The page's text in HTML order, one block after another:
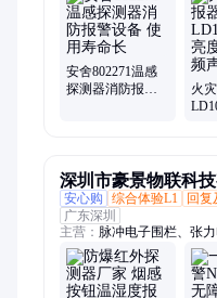
机维修、监视模块、输出
备、消防主机、感温电缆
爆烟感、智能应急、多线
测器
安舍802271温感
探测器消防报警
火
深圳市豪景物联科
安心购
综合体验L1 回复
广东深圳
主营： 脉冲电子围栏、张
界报警系统、入侵报警系
定位型振动光纤、防区型
射、红外光栅、红外探测